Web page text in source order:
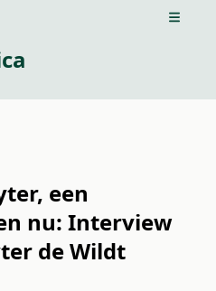
Open
een
nu: Interview
de Wildt